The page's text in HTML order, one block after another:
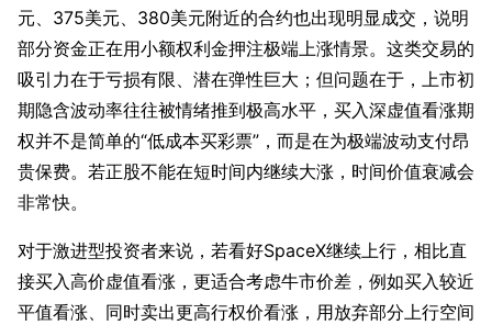
元、375美元、380美元附近的合约也出现明显成交，说明
部分资金正在用小额权利金押注极端上涨情景。这类交易的
吸引力在于亏损有限、潜在弹性巨大；但问题在于，上市初
期隐含波动率往往被情绪推到极高水平，买入深虚值看涨期
权并不是简单的“低成本买彩票”，而是在为极端波动支付昂
贵保费。若正股不能在短时间内继续大涨，时间价值衰减会
非常快。
对于激进型投资者来说，若看好SpaceX继续上行，相比直
接买入高价虚值看涨，更适合考虑牛市价差，例如买入较近
平值看涨、同时卖出更高行权价看涨，用放弃部分上行空间